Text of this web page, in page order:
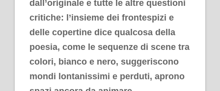
dall’originale e tutte le altre questioni
critiche: l’insieme dei frontespizi e
delle copertine dice qualcosa della
poesia, come le sequenze di scene tra
colori, bianco e nero, suggeriscono
mondi lontanissimi e perduti, aprono